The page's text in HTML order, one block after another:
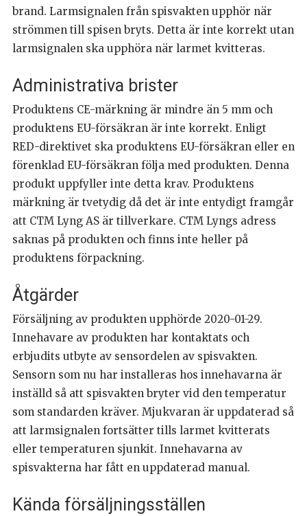
brand. Larmsignalen från spisvakten upphör när
strömmen till spisen bryts. Detta är inte korrekt utan
larmsignalen ska upphöra när larmet kvitteras.
Administrativa brister
Produktens CE-märkning är mindre än 5 mm och
produktens EU-försäkran är inte korrekt. Enligt
RED-direktivet ska produktens EU-försäkran eller en
förenklad EU-försäkran följa med produkten. Denna
produkt uppfyller inte detta krav. Produktens
märkning är tvetydig då det är inte entydigt framgår
att CTM Lyng AS är tillverkare. CTM Lyngs adress
saknas på produkten och finns inte heller på
produktens förpackning.
Åtgärder
Försäljning av produkten upphörde 2020-01-29.
Innehavare av produkten har kontaktats och
erbjudits utbyte av sensordelen av spisvakten.
Sensorn som nu har installeras hos innehavarna är
inställd så att spisvakten bryter vid den temperatur
som standarden kräver. Mjukvaran är uppdaterad så
att larmsignalen fortsätter tills larmet kvitterats
eller temperaturen sjunkit. Innehavarna av
spisvakterna har fått en uppdaterad manual.
Kända försäljningsställen